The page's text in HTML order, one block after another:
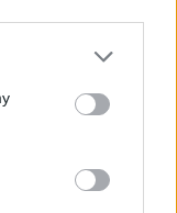
or more Google
You may click to
party tags to
in below Google